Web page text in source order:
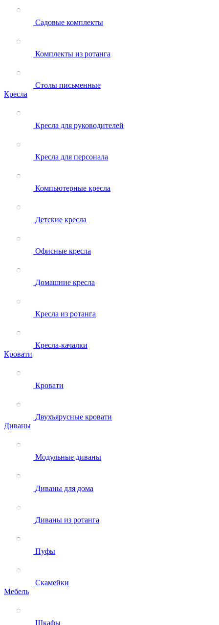
Садовые комплекты
Комплекты из ротанга
Столы письменные
Кресла
Кресла для руководителей
Кресла для персонала
Компьютерные кресла
Детские кресла
Офисные кресла
Домашние кресла
Кресла из ротанга
Кресла-качалки
Кровати
Кровати
Двухъярусные кровати
Диваны
Модульные диваны
Диваны для дома
Диваны из ротанга
Пуфы
Скамейки
Мебель
Шкафы